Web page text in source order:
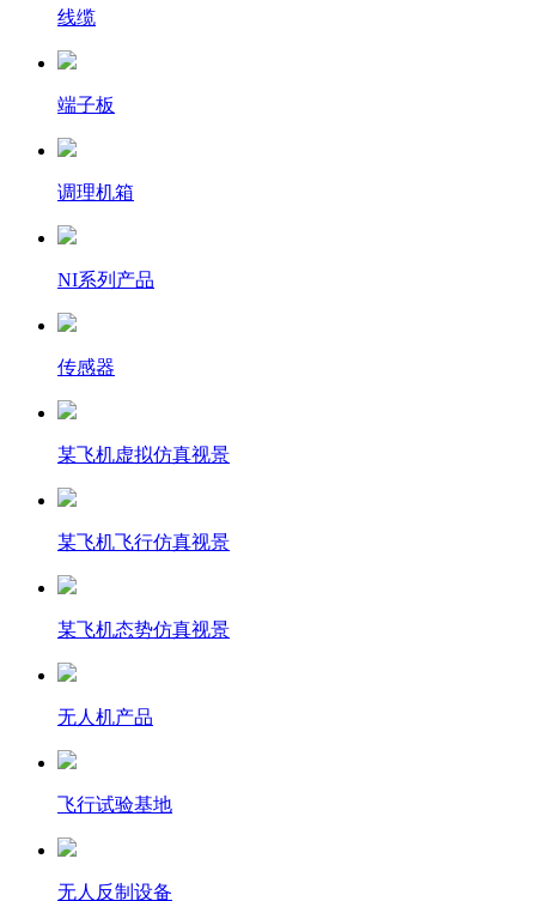
线缆
端子板
调理机箱
NI系列产品
传感器
某飞机虚拟仿真视景
某飞机飞行仿真视景
某飞机态势仿真视景
无人机产品
飞行试验基地
无人反制设备